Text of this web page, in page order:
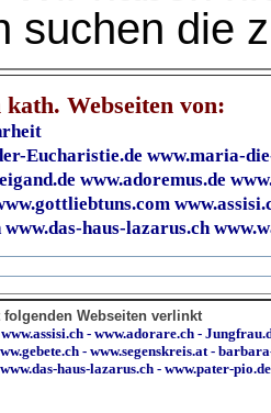
suchen die
kath. Webseiten von:
Eucharistie.de www.maria-
www.adoremus.de
www.das-haus-lazarus.ch
Webseiten verlinkt
www.assisi.ch - www.adorare.ch -
- www.segenskreis.at-
www.das-haus-lazarus.ch - www.pater-pio.de